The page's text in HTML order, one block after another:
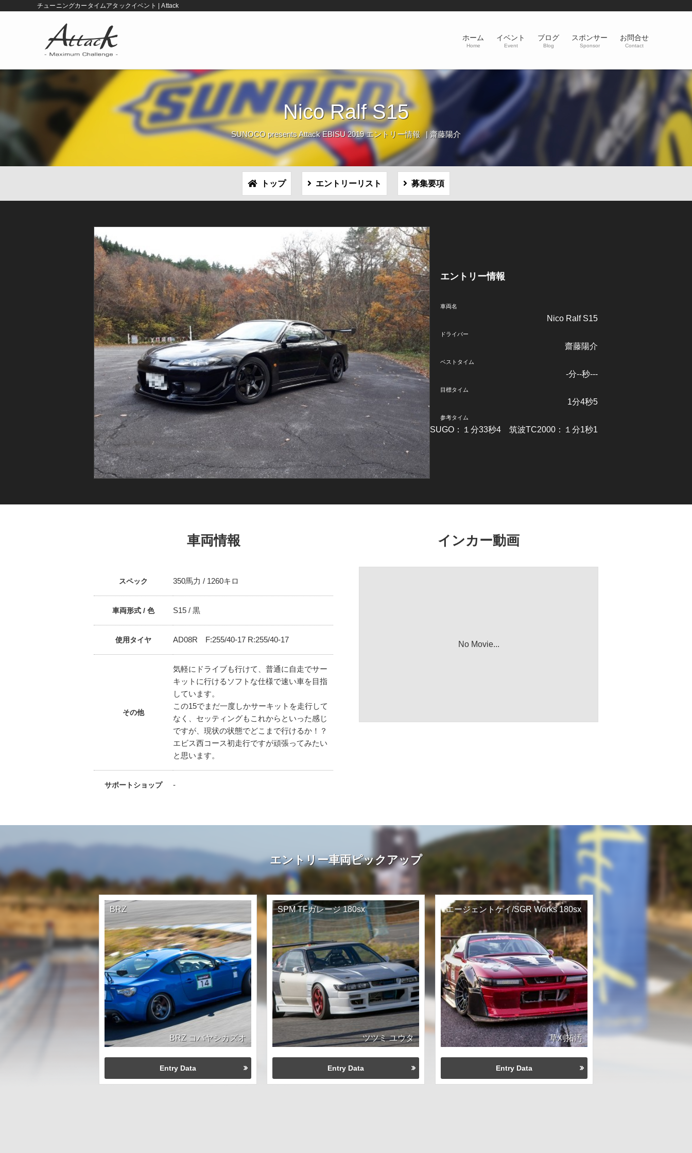
チューニングカータイムアタックイベント | Attack
ホーム
Home
イベント
Event
ブログ
Blog
スポンサー
Sponsor
お問合せ
Contact
Nico Ralf S15
SUNOCO presents Attack EBISU 2019 エントリー情報 齋藤陽介
トップ エントリーリスト 募集要項
エントリー情報
車両名
Nico Ralf S15
ドライバー
齋藤陽介
ベストタイム
-分--秒---
目標タイム
1分4秒5
参考タイム
SUGO：１分33秒4 筑波TC2000：１分1秒1
車両情報
スペック 350馬力 / 1260キロ
車両形式 / 色 S15 / 黒
使用タイヤ AD08R F:255/40-17 R:255/40-17
その他
気軽にドライブも行けて、普通に自走でサー
キットに行けるソフトな仕様で速い車を目指
しています。
この15でまだ一度しかサーキットを走行して
なく、セッティングもこれからといった感じ
ですが、現状の状態でどこまで行けるか！？
エビス西コース初走行ですが頑張ってみたい
と思います。
サポートショップ -
インカー動画
No Movie...
エントリー車両ピックアップ
BRZ
BRZ コバヤシカズオ
Entry Data
SPM TFガレージ 180sx
ツツミ ユウタ
Entry Data
エージェントケイ/SGR Works 180sx
草刈拓汚
Entry Data